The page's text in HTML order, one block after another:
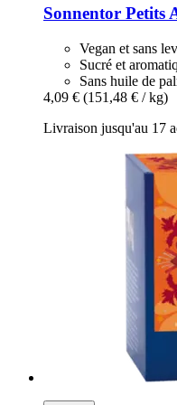
Sonnentor Petits
Vegan et sans
Sucré et
Sans huile de
4,09 € (151,48 € / kg)
Livraison jusqu'au 17